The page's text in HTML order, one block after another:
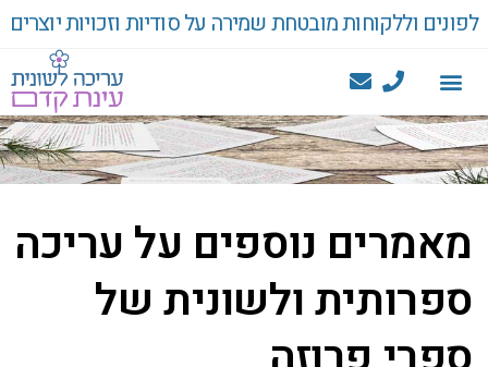
לפונים וללקוחות מובטחת שמירה על סודיות וזכויות יוצרים
מאמרים נוספים על עריכה
ספרותית ולשונית של